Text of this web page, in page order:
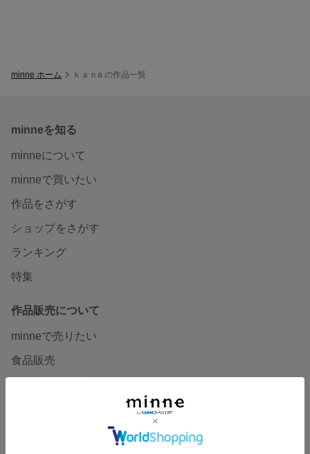
minne ホーム ｋａｎa の作品一覧
minneを知る
minneについて
minneで買いたい
作品をさがす
ショップをさがす
ランキング
特集
作品販売について
minneで売りたい
食品販売